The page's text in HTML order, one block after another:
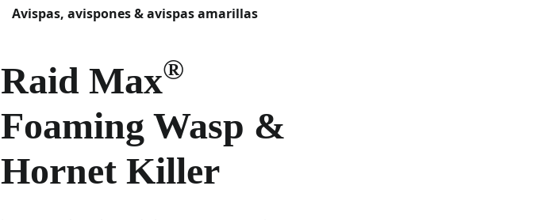
Avispas, avispones & avispas amarillas
Raid Max®
Foaming Wasp &
Hornet Killer